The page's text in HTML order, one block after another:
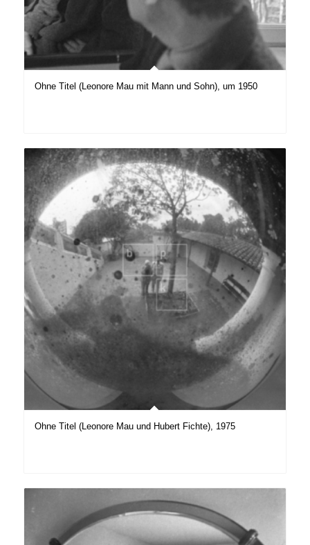
Ohne Titel (Leonore Mau mit Mann und Sohn), um 1950
Ohne Titel (Leonore Mau und Hubert Fichte), 1975